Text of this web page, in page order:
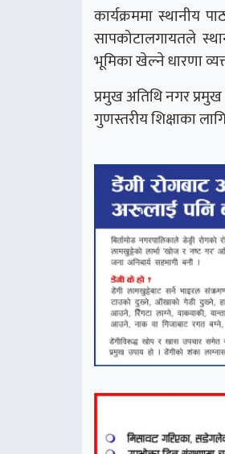
कार्यक्रममा स्थानीय
सापकोटालगायतले
भूमिका खेल्ने धारणा
प्रमुख अतिथि नगर
गुणस्तरीय शिक्षाका